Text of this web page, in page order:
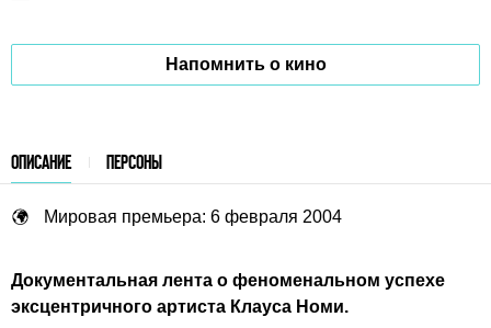
Напомнить о кино
ОПИСАНИЕ ПЕРСОНЫ
Мировая премьера: 6 февраля 2004
Документальная лента о феноменальном успехе
эксцентричного артиста Клауса Номи.